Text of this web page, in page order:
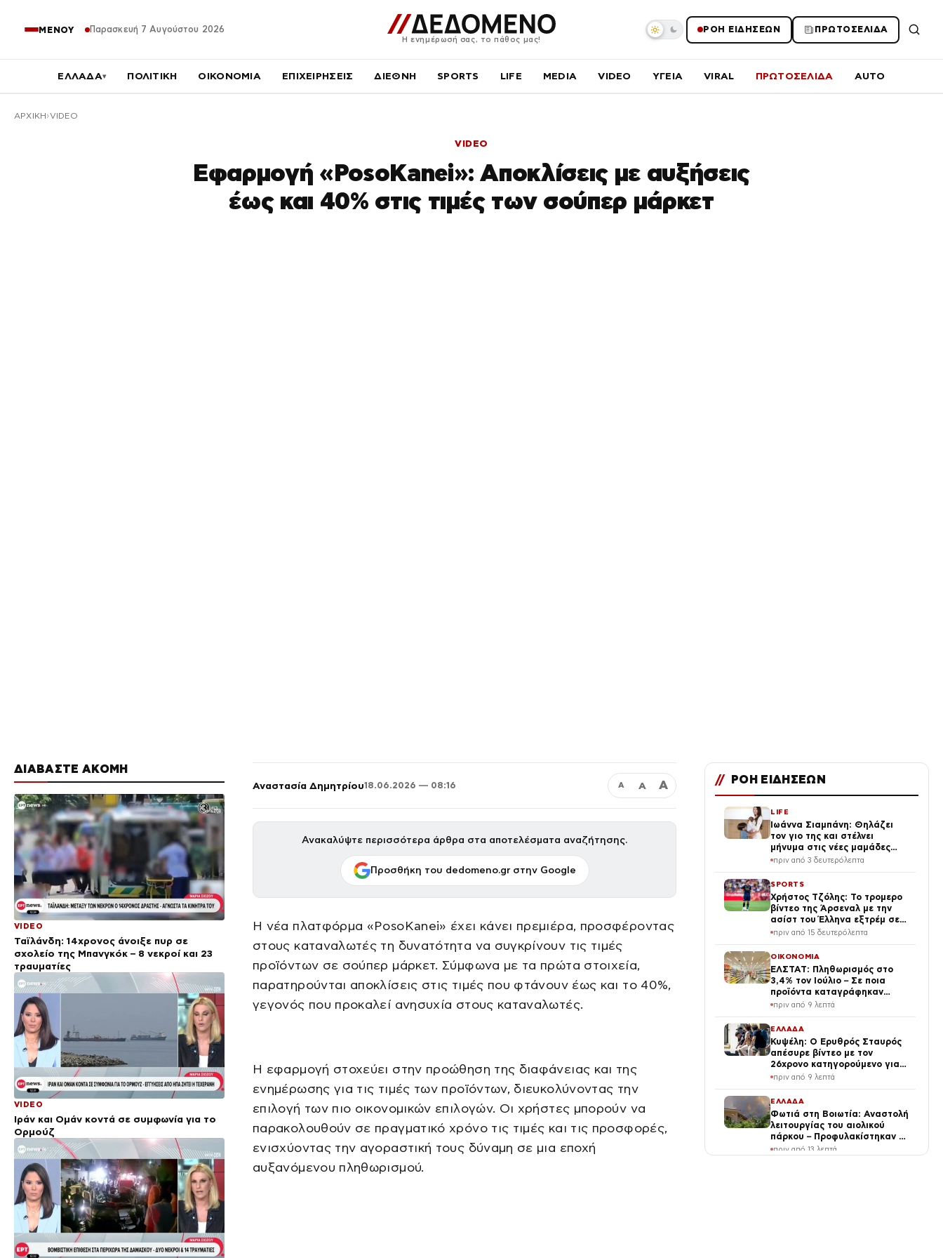
ΜΕΝΟΥ Παρασκευή 7 Αυγούστου 2026
Η ενημέρωσή σας, το πάθος μας!
ΡΟΗ ΕΙΔΗΣΕΩΝ ΠΡΩΤΟΣΕΛΙΔΑ
ΕΛΛΑΔΑ▾ ΠΟΛΙΤΙΚΗ ΟΙΚΟΝΟΜΙΑ ΕΠΙΧΕΙΡΗΣΕΙΣ ΔΙΕΘΝΗ SPORTS LIFE MEDIA VIDEO ΥΓΕΙΑ VIRAL ΠΡΩΤΟΣΕΛΙΔΑ AUTO
ΑΡΧΙΚΉ VIDEO
VIDEO
Εφαρμογή «PosoKanei»: Αποκλίσεις με αυξήσεις
έως και 40% στις τιμές των σούπερ μάρκετ
ΔΙΑΒΑΣΤΕ ΑΚΟΜΗ
VIDEO
Ταϊλάνδη: 14χρονος άνοιξε πυρ σε
σχολείο της Μπανγκόκ – 8 νεκροί και 23
τραυματίες
VIDEO
Ιράν και Ομάν κοντά σε συμφωνία για το
Ορμούζ
Αναστασία Δημητρίου18.06.2026 — 08:16 Α Α Α
Ανακαλύψτε περισσότερα άρθρα στα αποτελέσματα αναζήτησης.
Προσθήκη του dedomeno.gr στην Google
Η νέα πλατφόρμα «PosoKanei» έχει κάνει πρεμιέρα, προσφέροντας
στους καταναλωτές τη δυνατότητα να συγκρίνουν τις τιμές
προϊόντων σε σούπερ μάρκετ. Σύμφωνα με τα πρώτα στοιχεία,
παρατηρούνται αποκλίσεις στις τιμές που φτάνουν έως και το 40%,
γεγονός που προκαλεί ανησυχία στους καταναλωτές.
Η εφαρμογή στοχεύει στην προώθηση της διαφάνειας και της
ενημέρωσης για τις τιμές των προϊόντων, διευκολύνοντας την
επιλογή των πιο οικονομικών επιλογών. Οι χρήστες μπορούν να
παρακολουθούν σε πραγματικό χρόνο τις τιμές και τις προσφορές,
ενισχύοντας την αγοραστική τους δύναμη σε μια εποχή
αυξανόμενου πληθωρισμού.
// ΡΟΗ ΕΙΔΗΣΕΩΝ
LIFE
Ιωάννα Σιαμπάνη: Θηλάζει
τον γιο της και στέλνει
μήνυμα στις νέες μαμάδες
(Φωτογραφίες)
πριν από 3 δευτερόλεπτα
SPORTS
Χρήστος Τζόλης: Το τρομερο
βίντεο της Άρσεναλ με την
ασίστ του Έλληνα εξτρέμ σε
slow motion
πριν από 15 δευτερόλεπτα
ΟΙΚΟΝΟΜΙΑ
ΕΛΣΤΑΤ: Πληθωρισμός στο
3,4% τον Ιούλιο – Σε ποια
προϊόντα καταγράφηκαν
αυξήσεις
πριν από 9 λεπτά
ΕΛΛΑΔΑ
Κυψέλη: Ο Ερυθρός Σταυρός
απέσυρε βίντεο με τον
26χρονο κατηγορούμενο για
τη δολοφονία της Βρετανίδας
πριν από 9 λεπτά
ΕΛΛΑΔΑ
Φωτιά στη Βοιωτία: Αναστολή
λειτουργίας του αιολικού
πάρκου – Προφυλακίστηκαν οι
τρεις κατηγορούμενοι
πριν από 13 λεπτά